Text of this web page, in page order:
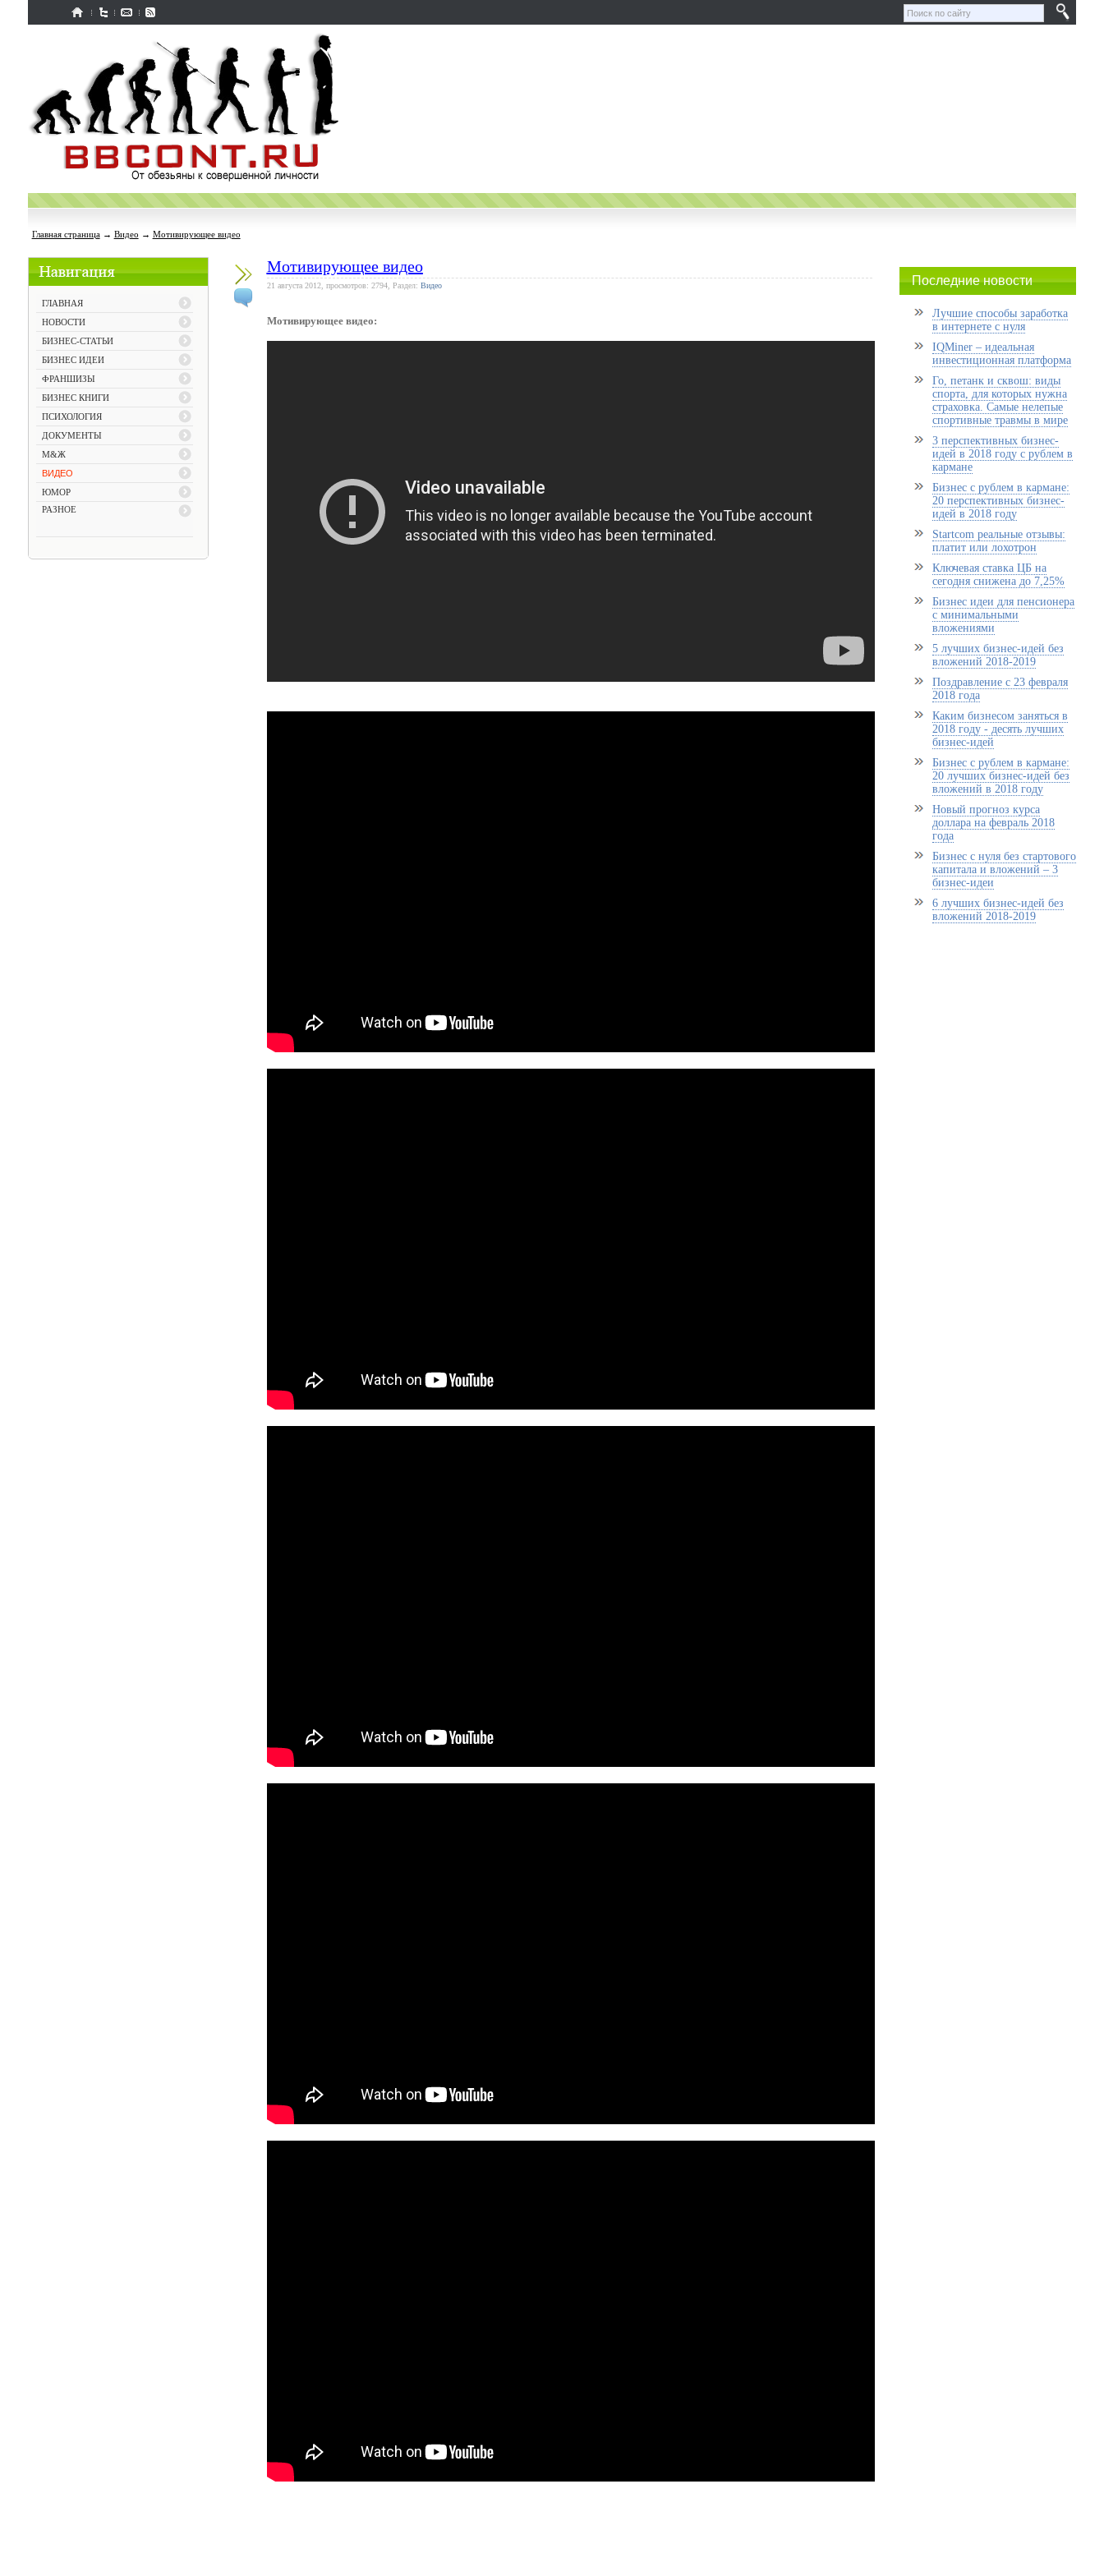
Главная страница→ Видео → Мотивирующее видео
ГЛАВНАЯ
НОВОСТИ
БИЗНЕС-СТАТЬИ
БИЗНЕС ИДЕИ
ФРАНШИЗЫ
БИЗНЕС КНИГИ
ПСИХОЛОГИЯ
ДОКУМЕНТЫ
М&Ж
ВИДЕО
ЮМОР
РАЗНОЕ
Мотивирующее видео
21 августа 2012, просмотров: 2794, Раздел: Видео
Мотивирующее видео:
Последние новости
Лучшие способы заработка
в интернете с нуля
IQMiner – идеальная
инвестиционная платформа
Го, петанк и сквош: виды
спорта, для которых нужна
страховка. Самые нелепые
спортивные травмы в мире
3 перспективных бизнес-
идей в 2018 году с рублем в
кармане
Бизнес с рублем в кармане:
20 перспективных бизнес-
идей в 2018 году
Startcom реальные отзывы:
платит или лохотрон
Ключевая ставка ЦБ на
сегодня снижена до 7,25%
Бизнес идеи для пенсионера
с минимальными
вложениями
5 лучших бизнес-идей без
вложений 2018-2019
Поздравление с 23 февраля
2018 года
Каким бизнесом заняться в
2018 году - десять лучших
бизнес-идей
Бизнес с рублем в кармане:
20 лучших бизнес-идей без
вложений в 2018 году
Новый прогноз курса
доллара на февраль 2018
года
Бизнес с нуля без стартового
капитала и вложений – 3
бизнес-идеи
6 лучших бизнес-идей без
вложений 2018-2019